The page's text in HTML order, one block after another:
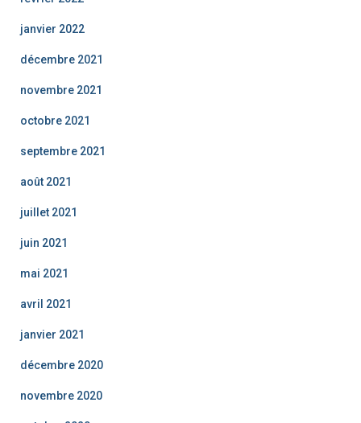
janvier 2022
décembre 2021
novembre 2021
octobre 2021
septembre 2021
août 2021
juillet 2021
juin 2021
mai 2021
avril 2021
janvier 2021
décembre 2020
novembre 2020